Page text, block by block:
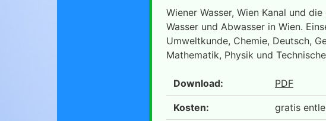
Wiener Wasser, Wien Kanal und
Wasser und Abwasser in Wien.
Umweltkunde, Chemie, Deutsch,
Mathematik, Physik und
Download: PDF
Kosten: gratis